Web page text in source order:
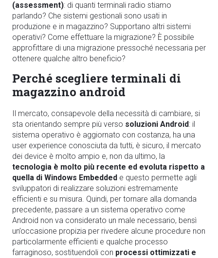
(assessment): di quanti terminali radio stiamo
parlando? Che sistemi gestionali sono usati in
produzione e in magazzino? Supportano altri sistemi
operativi? Come effettuare la migrazione? È possibile
approfittare di una migrazione pressoché necessaria per
ottenere qualche altro beneficio?
Perché scegliere terminali di
magazzino android
Il mercato, consapevole della necessità di cambiare, si
sta orientando sempre più verso soluzioni Android: il
sistema operativo è aggiornato con costanza, ha una
user experience conosciuta da tutti, è sicuro, il mercato
dei device è molto ampio e, non da ultimo, la
tecnologia è molto più recente ed evoluta rispetto a
quella di Windows Embedded e questo permette agli
sviluppatori di realizzare soluzioni estremamente
efficienti e su misura. Quindi, per tornare alla domanda
precedente, passare a un sistema operativo come
Android non va considerato un male necessario, bensì
un’occasione propizia per rivedere alcune procedure non
particolarmente efficienti e qualche processo
farraginoso, sostituendoli con processi ottimizzati e